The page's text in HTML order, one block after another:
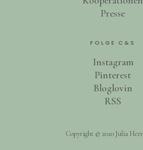
Presse
FOLGE C&S
Instagram
Pinterest
Bloglovin
RSS
Copyright © 2020 Julia